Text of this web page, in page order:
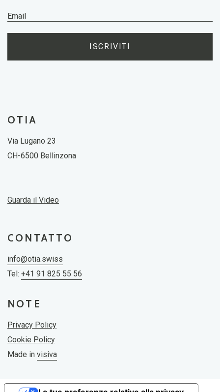
ISCRIVITI
OTIA
Via Lugano 23
CH-6500 Bellinzona
Guarda il Video
CONTATTO
info@otia.swiss
Tel: +41 91 825 55 56
NOTE
Privacy Policy
Cookie Policy
Made in visiva